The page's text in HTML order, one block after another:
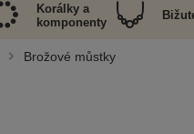
Korálky a
komponenty
Brožové můstky